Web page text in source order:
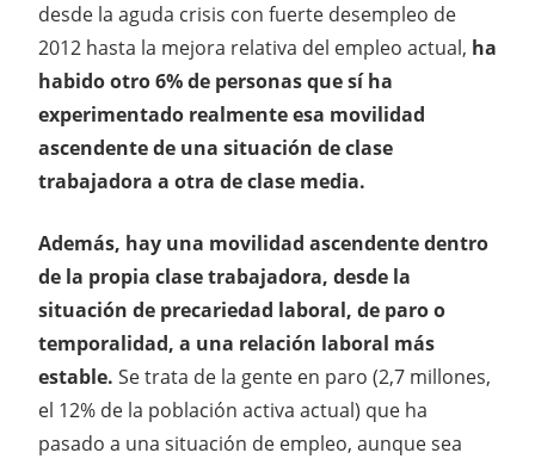
desde la aguda crisis con fuerte desempleo de
2012 hasta la mejora relativa del empleo actual, ha
habido otro 6% de personas que sí ha
experimentado realmente esa movilidad
ascendente de una situación de clase
trabajadora a otra de clase media.
Además, hay una movilidad ascendente dentro
de la propia clase trabajadora, desde la
situación de precariedad laboral, de paro o
temporalidad, a una relación laboral más
estable. Se trata de la gente en paro (2,7 millones,
el 12% de la población activa actual) que ha
pasado a una situación de empleo, aunque sea